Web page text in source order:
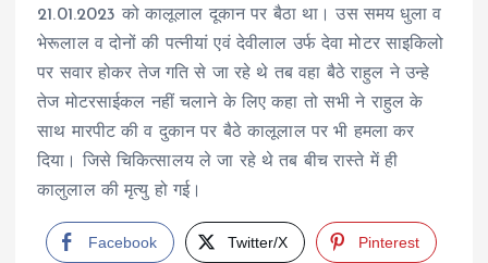
21.01.2023 को कालूलाल दूकान पर बैठा था। उस समय धुला व
भेरूलाल व दोनों की पत्नीयां एवं देवीलाल उर्फ देवा मोटर साइकिलो
पर सवार होकर तेज गति से जा रहे थे तब वहा बैठे राहुल ने उन्हे
तेज मोटरसाईकल नहीं चलाने के लिए कहा तो सभी ने राहुल के
साथ मारपीट की व दुकान पर बैठे कालूलाल पर भी हमला कर
दिया। जिसे चिकित्सालय ले जा रहे थे तब बीच रास्ते में ही
कालुलाल की मृत्यु हो गई।
Facebook Twitter/X Pinterest